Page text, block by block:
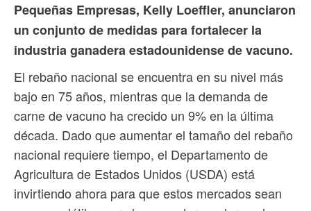
Pequeñas Empresas, Kelly Loeffler, anunciaron
un conjunto de medidas para fortalecer la
industria ganadera estadounidense de vacuno.
El rebaño nacional se encuentra en su nivel más
bajo en 75 años, mientras que la demanda de
carne de vacuno ha crecido un 9% en la última
década. Dado que aumentar el tamaño del rebaño
nacional requiere tiempo, el Departamento de
Agricultura de Estados Unidos (USDA) está
invirtiendo ahora para que estos mercados sean